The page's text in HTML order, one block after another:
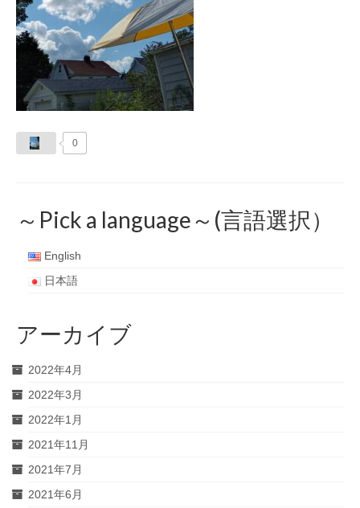
0
～Pick a language～(言語選択）
English
日本語
アーカイブ
2022年4月
2022年3月
2022年1月
2021年11月
2021年7月
2021年6月